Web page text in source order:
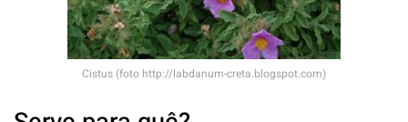
Cistus (foto http://labdanum-creta.blogspot.com)